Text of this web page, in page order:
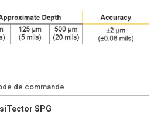
de commande
SPG